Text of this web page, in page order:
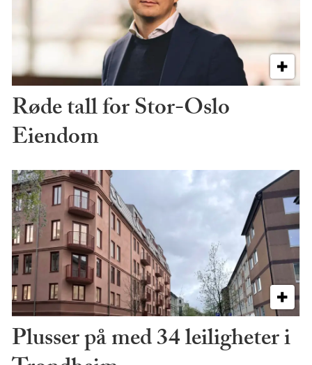
Røde tall for Stor-Oslo
Eiendom
Plusser på med 34 leiligheter i